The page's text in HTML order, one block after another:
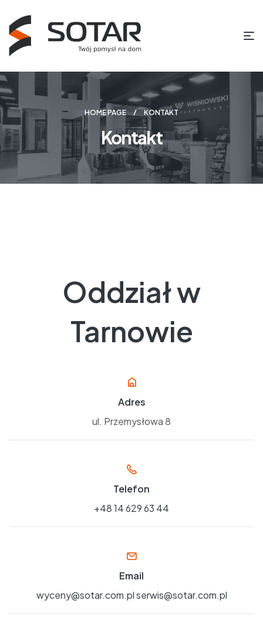
HOME PAGE KONTAKT
Kontakt
Oddział w
Tarnowie
Adres
ul. Przemysłowa 8
Telefon
+48 14 629 63 44
Email
wyceny@sotar.com.plserwis@sotar.com.pl